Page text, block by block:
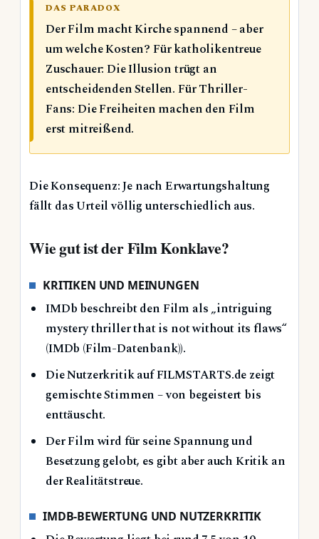
DAS PARADOX
Der Film macht Kirche spannend – aber
um welche Kosten? Für katholikentreue
Zuschauer: Die Illusion trügt an
entscheidenden Stellen. Für Thriller-
Fans: Die Freiheiten machen den Film
erst mitreißend.
Die Konsequenz: Je nach Erwartungshaltung
fällt das Urteil völlig unterschiedlich aus.
Wie gut ist der Film Konklave?
KRITIKEN UND MEINUNGEN
IMDb beschreibt den Film als „intriguing
mystery thriller that is not without its flaws“
(IMDb (Film-Datenbank)).
Die Nutzerkritik auf FILMSTARTS.de zeigt
gemischte Stimmen – von begeistert bis
enttäuscht.
Der Film wird für seine Spannung und
Besetzung gelobt, es gibt aber auch Kritik an
der Realitätstreue.
IMDB-BEWERTUNG UND NUTZERKRITIK